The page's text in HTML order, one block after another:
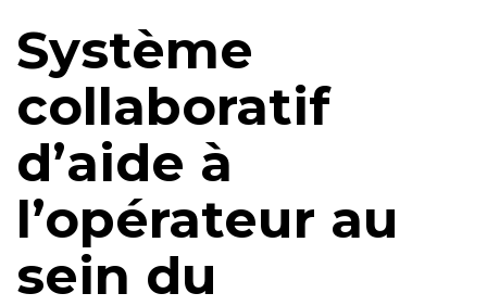
Système
collaboratif
d’aide à
l’opérateur au
sein du